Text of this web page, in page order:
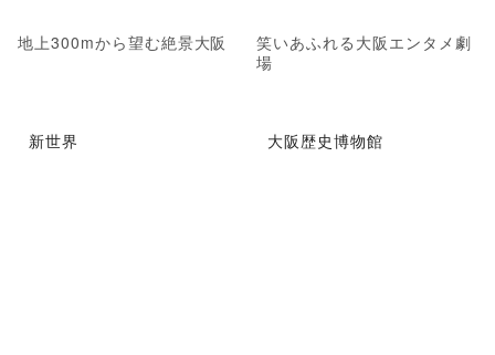
地上300mから望む絶景大阪
笑いあふれる大阪エンタメ劇
場
新世界 大阪歴史博物館